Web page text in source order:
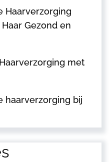
Haarverzorging
Gezond en
met
haarverzorging bij